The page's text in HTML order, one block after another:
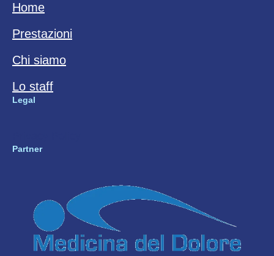
Home
Prestazioni
Chi siamo
Lo staff
Legal
Partner